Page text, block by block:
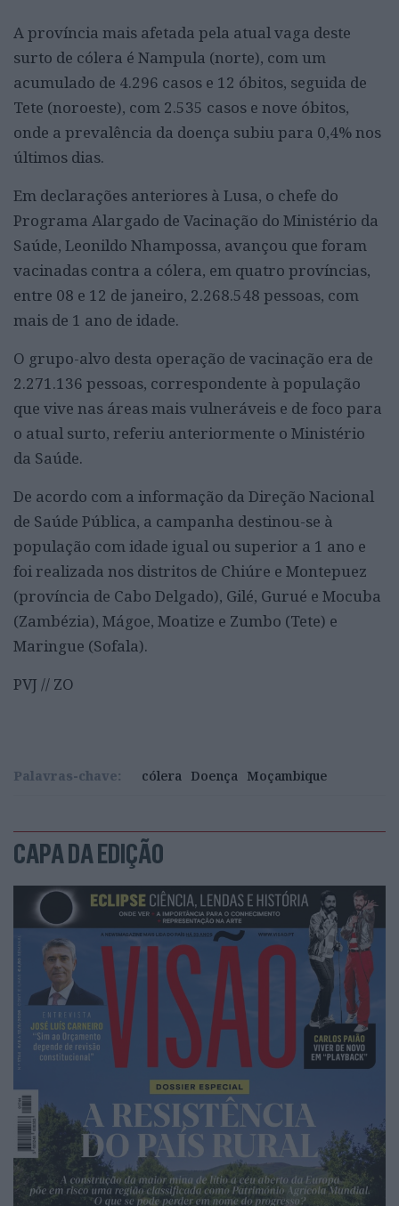
A província mais afetada pela atual vaga deste
surto de cólera é Nampula (norte), com um
acumulado de 4.296 casos e 12 óbitos, seguida de
Tete (noroeste), com 2.535 casos e nove óbitos,
onde a prevalência da doença subiu para 0,4% nos
últimos dias.
Em declarações anteriores à Lusa, o chefe do
Programa Alargado de Vacinação do Ministério da
Saúde, Leonildo Nhampossa, avançou que foram
vacinadas contra a cólera, em quatro províncias,
entre 08 e 12 de janeiro, 2.268.548 pessoas, com
mais de 1 ano de idade.
O grupo-alvo desta operação de vacinação era de
2.271.136 pessoas, correspondente à população
que vive nas áreas mais vulneráveis e de foco para
o atual surto, referiu anteriormente o Ministério
da Saúde.
De acordo com a informação da Direção Nacional
de Saúde Pública, a campanha destinou-se à
população com idade igual ou superior a 1 ano e
foi realizada nos distritos de Chiúre e Montepuez
(província de Cabo Delgado), Gilé, Gurué e Mocuba
(Zambézia), Mágoe, Moatize e Zumbo (Tete) e
Maringue (Sofala).
PVJ // ZO
Palavras-chave: cólera Doença Moçambique
CAPA DA EDIÇÃO